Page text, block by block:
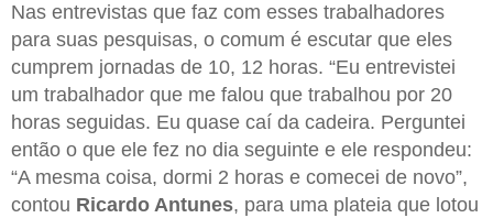
Nas entrevistas que faz com esses trabalhadores
para suas pesquisas, o comum é escutar que eles
cumprem jornadas de 10, 12 horas. “Eu entrevistei
um trabalhador que me falou que trabalhou por 20
horas seguidas. Eu quase caí da cadeira. Perguntei
então o que ele fez no dia seguinte e ele respondeu:
“A mesma coisa, dormi 2 horas e comecei de novo”,
contou Ricardo Antunes, para uma plateia que lotou